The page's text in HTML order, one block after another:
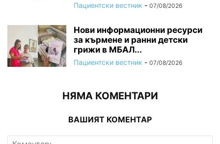
Пациентски вестник - 07/08/2026
Нови информационни ресурси
за кърмене и ранни детски
грижи в МБАЛ...
Пациентски вестник - 07/08/2026
НЯМА КОМЕНТАРИ
ВАШИЯТ КОМЕНТАР